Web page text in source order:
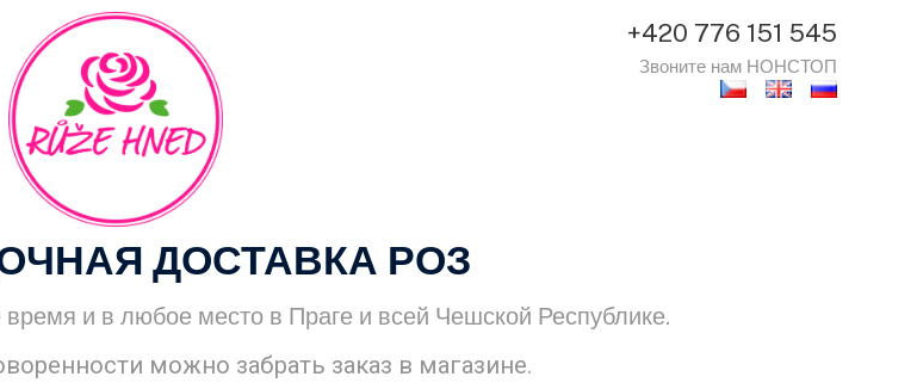
+420 776 151 545
Звоните нам НОНСТОП
ДОСТАВКА РОЗ
и в любое место в Праге и всей Чешской Республике.
можно забрать заказ в магазине.